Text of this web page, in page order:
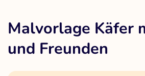
Malvorlage Käfer
und Freunden